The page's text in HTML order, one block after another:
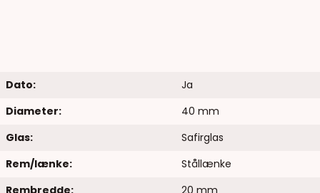
Dato:
Ja
Diameter:
40 mm
Glas:
Safirglas
Rem/lænke:
Stållænke